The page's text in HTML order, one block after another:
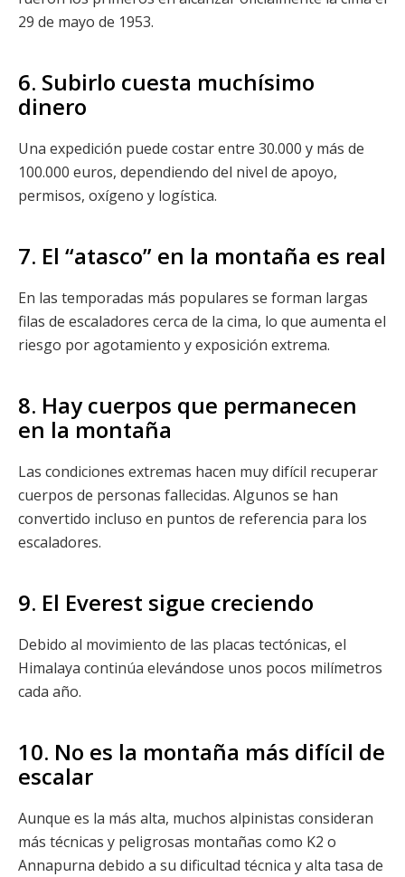
29 de mayo de 1953.
6. Subirlo cuesta muchísimo
dinero
Una expedición puede costar entre 30.000 y más de
100.000 euros, dependiendo del nivel de apoyo,
permisos, oxígeno y logística.
7. El “atasco” en la montaña es real
En las temporadas más populares se forman largas
filas de escaladores cerca de la cima, lo que aumenta el
riesgo por agotamiento y exposición extrema.
8. Hay cuerpos que permanecen
en la montaña
Las condiciones extremas hacen muy difícil recuperar
cuerpos de personas fallecidas. Algunos se han
convertido incluso en puntos de referencia para los
escaladores.
9. El Everest sigue creciendo
Debido al movimiento de las placas tectónicas, el
Himalaya continúa elevándose unos pocos milímetros
cada año.
10. No es la montaña más difícil de
escalar
Aunque es la más alta, muchos alpinistas consideran
más técnicas y peligrosas montañas como K2 o
Annapurna debido a su dificultad técnica y alta tasa de